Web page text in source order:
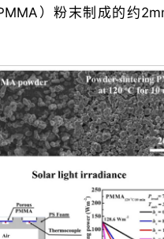
）粉末制成的约